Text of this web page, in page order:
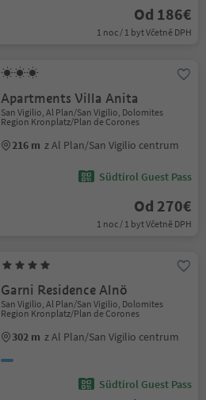
Od 186€
1 noc / 1 byt Včetně DPH
Apartments Villa Anita
San Vigilio, Al Plan/San Vigilio, Dolomites
Region Kronplatz/Plan de Corones
216 m z Al Plan/San Vigilio centrum
Südtirol Guest Pass
Od 270€
1 noc / 1 byt Včetně DPH
Garni Residence Alnö
San Vigilio, Al Plan/San Vigilio, Dolomites
Region Kronplatz/Plan de Corones
302 m z Al Plan/San Vigilio centrum
Südtirol Guest Pass